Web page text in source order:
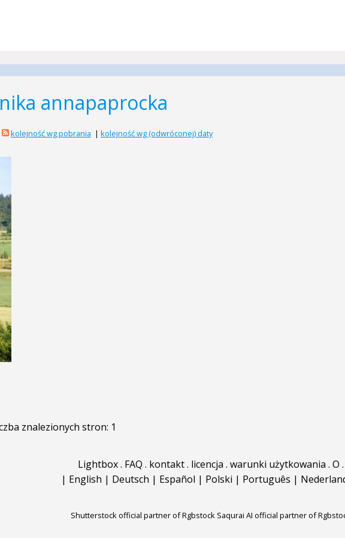
annapaprocka
kolejność wg pobrania | kolejność wg (odwróconej) daty
znalezionych stron: 1
Lightbox. FAQ . kontakt. licencja . warunki użytkowania . O .
| English | Deutsch | Español | Polski | Português |
Shutterstock official partner of Rgbstock Saqurai AI official partner of